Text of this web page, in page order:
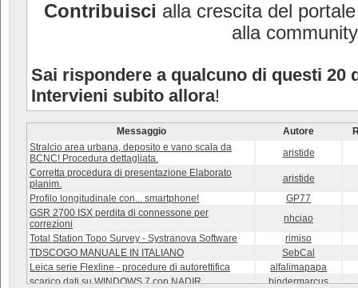
Contribuisci alla crescita del
alla
Sai rispondere a qualcuno di questi 20
Intervieni subito allora!
Messaggio Autore
Stralcio area urbana, deposito e vano scala da
BCNC! Procedura dettagliata.
aristide
Corretta procedura di presentazione Elaborato
planim.
aristide
Profilo longitudinale con... smartphone!
GP77
GSR 2700 ISX perdita di connessone per
correzioni
nhciao
Total Station Topo Survey - Systranova Software
rimiso
TDSCOGO MANUALE IN ITALIANO
SebCal
Leica serie Flexline - procedure di autorettifica
alfalimapapa
scarico dati su WINDOWS 7 con NADIR
bindermarcus